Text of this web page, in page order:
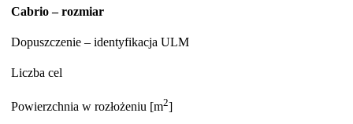
Cabrio – rozmiar
Dopuszczenie – identyfikacja ULM
Liczba cel
Powierzchnia w rozłożeniu [m2]